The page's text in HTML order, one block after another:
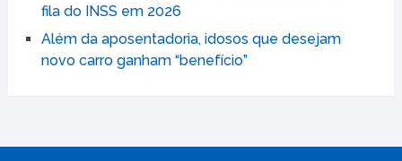
fila do INSS em 2026
Além da aposentadoria, idosos que desejam
novo carro ganham “benefício”